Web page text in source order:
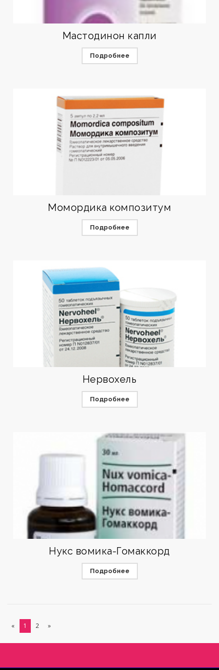
Мастодинон капли
Подробнее
Момордика композитум
Подробнее
Нервохель
Подробнее
Нукс вомика-Гомаккорд
Подробнее
« 1 2 »